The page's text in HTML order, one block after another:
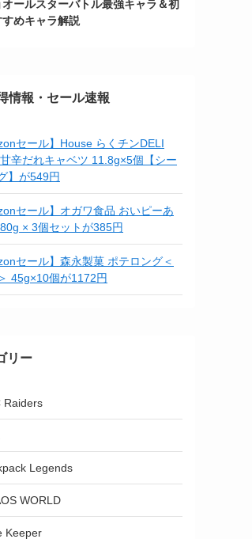
オールスターバトル最強キャラ＆初
めキャラ解説
情報・セール速報
セール】House らくチンDELI
辛だれキャベツ 11.8g×5個【シー
】が549円
セール】オガワ食品 おいピーあ
× 3個セットが385円
セール】森永製菓 ポテロング＜
45g×10個が1172円
リー
Raiders
Legends
WORLD
Keeper